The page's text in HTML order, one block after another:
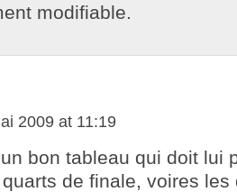
modifiable.
2009 at 11:19
bon tableau qui doit lui
de finale, voires les